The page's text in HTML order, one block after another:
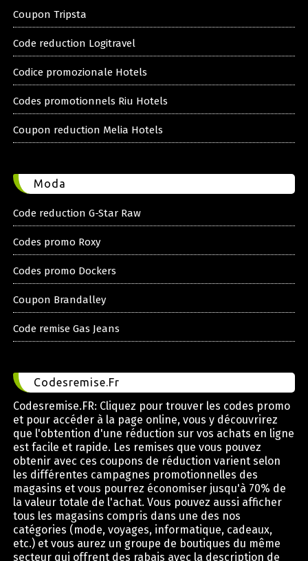
Coupon Tripsta
Code reduction Logitravel
Codice promozionale Hotels
Codes promotionnels Riu Hotels
Coupon reduction Melia Hotels
Moda
Code reduction G-Star Raw
Codes promo Roxy
Codes promo Dockers
Coupon Brandalley
Code remise Gas Jeans
Codesremise.Fr
Codesremise.FR: Cliquez pour trouver les codes promo
et pour accéder à la page online, vous y découvrirez
que l'obtention d'une réduction sur vos achats en ligne
est facile et rapide. Les remises que vous pouvez
obtenir avec ces coupons de réduction varient selon
les différentes campagnes promotionnelles des
magasins et vous pourrez économiser jusqu'à 70% de
la valeur totale de l'achat. Vous pouvez aussi afficher
tous les magasins compris dans une des nos
catégories (mode, voyages, informatique, cadeaux,
etc.) et vous aurez un groupe de boutiques du même
secteur qui offrent des rabais avec la description de